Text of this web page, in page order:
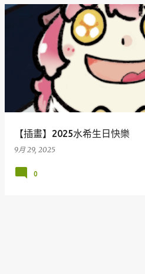
【插畫】2025水希生日快樂
9月 29, 2025
0